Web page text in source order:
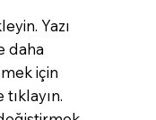
Yazı
daha
için